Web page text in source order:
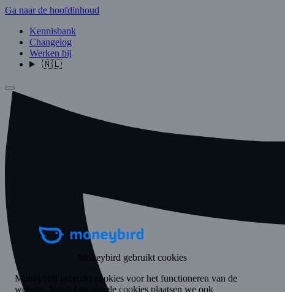
Ga naar de hoofdinhoud
Kennisbank
Changelog
Werken bij
🇳🇱